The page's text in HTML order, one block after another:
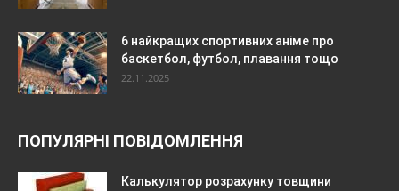
6 найкращих спортивних аніме про
баскетбол, футбол, плавання тощо
22.11.2025
ПОПУЛЯРНІ ПОВІДОМЛЕННЯ
Калькулятор розрахунку товщини